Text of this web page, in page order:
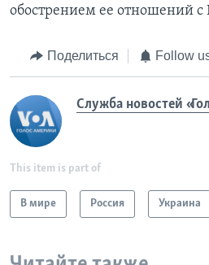
обострением ее отношений с
Поделиться Follow
Служба новостей
This item is part of
В мире Россия Украина